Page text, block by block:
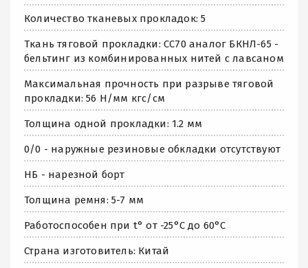
Количество тканевых прокладок: 5
Ткань тяговой прокладки: СС70 аналог БКНЛ-65 -
бельтинг из комбинированных нитей с лавсаном
Максимальная прочность при разрыве тяговой
прокладки: 56 Н/мм кгс/см
Толщина одной прокладки: 1.2 мм
0/0 - наружные резиновые обкладки отсутствуют
НБ - нарезной борт
Толщина ремня: 5-7 мм
Работоспособен при t° от -25°C до 60°C
Страна изготовитель: Китай